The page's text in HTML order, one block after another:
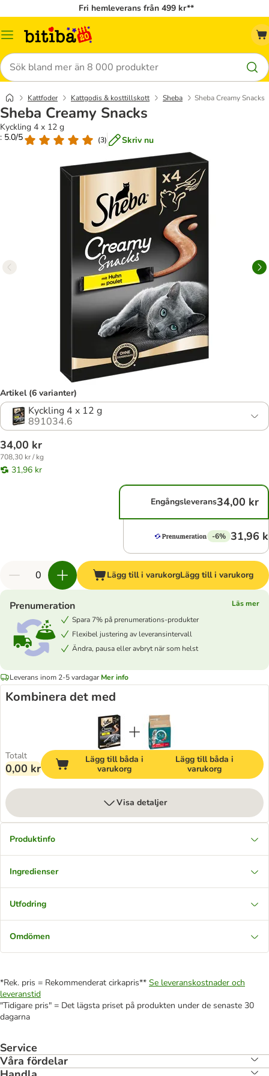
Fri hemleverans från 499 kr**
Meny
Sök
Kattfoder Kattgodis & kosttillskott Sheba Sheba Creamy Snacks
Sheba Creamy Snacks
Kyckling 4 x 12 g
: 5.0/5
(3) Skriv nu
Artikel (6 varianter)
Kyckling 4 x 12 g
891034.6
34,00 kr
708,30 kr / kg
31,96 kr
Engångsleverans34,00 kr
-6% 31,96
Lägg till i varukorgLägg till i varukorg
Prenumeration
Läs mer
Spara 7% på prenumerations-produkter
Flexibel justering av leveransintervall
Ändra, pausa eller avbryt när som helst
Leverans inom 2-5 vardagar Mer info
Kombinera det med
Totalt
0,00 kr
Lägg till båda i
varukorg
Lägg till båda i
varukorg
Visa detaljer
Produktinfo
Ingredienser
Utfodring
Omdömen
*Rek. pris = Rekommenderat cirkapris** Se leveranskostnader och
leveranstid
"Tidigare pris" = Det lägsta priset på produkten under de senaste 30
dagarna
Service
Våra fördelar